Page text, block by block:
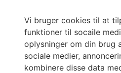
Vi bruger cookies til at
funktioner til socaile
oplysninger om din brug
sociale medier,
kombinere disse data